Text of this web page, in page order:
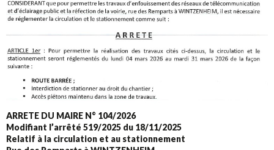
ARRETE DU MAIRE N° 104/2026
Modifiant l’arrêté 519/2025 du 18/11/2025
Relatif à la circulation et au stationnement